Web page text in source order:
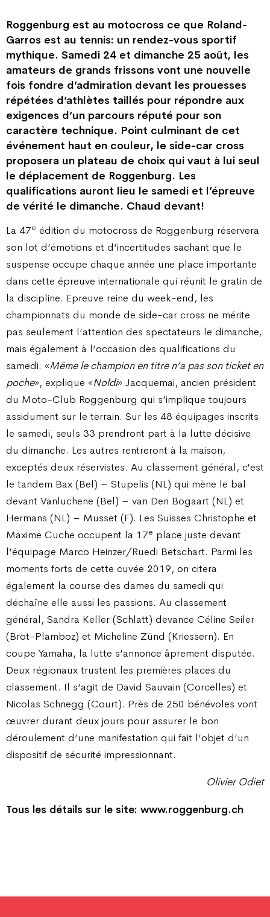
Roggenburg est au motocross ce que Roland-
Garros est au tennis: un rendez-vous sportif
mythique. Samedi 24 et dimanche 25 août, les
amateurs de grands frissons vont une nouvelle
fois fondre d’admiration devant les prouesses
répétées d’athlètes taillés pour répondre aux
exigences d’un parcours réputé pour son
caractère technique. Point culminant de cet
événement haut en couleur, le side-car cross
proposera un plateau de choix qui vaut à lui seul
le déplacement de Roggenburg. Les
qualifications auront lieu le samedi et l’épreuve
de vérité le dimanche. Chaud devant!
La 47e édition du motocross de Roggenburg réservera
son lot d’émotions et d’incertitudes sachant que le
suspense occupe chaque année une place importante
dans cette épreuve internationale qui réunit le gratin de
la discipline. Epreuve reine du week-end, les
championnats du monde de side-car cross ne mérite
pas seulement l’attention des spectateurs le dimanche,
mais également à l’occasion des qualifications du
samedi: «Même le champion en titre n’a pas son ticket en
poche», explique «Noldi» Jacquemai, ancien président
du Moto-Club Roggenburg qui s’implique toujours
assidument sur le terrain. Sur les 48 équipages inscrits
le samedi, seuls 33 prendront part à la lutte décisive
du dimanche. Les autres rentreront à la maison,
exceptés deux réservistes. Au classement général, c’est
le tandem Bax (Bel) – Stupelis (NL) qui mène le bal
devant Vanluchene (Bel) – van Den Bogaart (NL) et
Hermans (NL) – Musset (F). Les Suisses Christophe et
Maxime Cuche occupent la 17e place juste devant
l’équipage Marco Heinzer/Ruedi Betschart. Parmi les
moments forts de cette cuvée 2019, on citera
également la course des dames du samedi qui
déchaîne elle aussi les passions. Au classement
général, Sandra Keller (Schlatt) devance Céline Seiler
(Brot-Plamboz) et Micheline Zünd (Kriessern). En
coupe Yamaha, la lutte s’annonce âprement disputée.
Deux régionaux trustent les premières places du
classement. Il s’agit de David Sauvain (Corcelles) et
Nicolas Schnegg (Court). Près de 250 bénévoles vont
œuvrer durant deux jours pour assurer le bon
déroulement d’une manifestation qui fait l’objet d’un
dispositif de sécurité impressionnant.
Olivier Odiet
Tous les détails sur le site: www.roggenburg.ch